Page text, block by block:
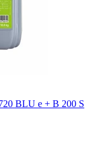
BLU e + B 200 S